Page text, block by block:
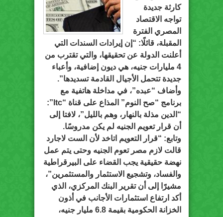
كارثة جديدة
تواجه الاقتصاد
المصري الفترة
المقبلة، قائلًا: “إن إيرادات السندات التي
أعلنت الدولة عن تحقيقها، والتي تقترب من
4 مليارات جنيه، هي ديون إضافية، وأعباء
جديدة تتحمل الأجيال القادمة تسديدها”.
وأضاف “عبده”، في مداخلة هاتفية مع
برنامج “صح النوم” المذاع على قناة “ltc”:
“الدين مذلة بالنهار، وهم بالليل”، لافتا إلى
أن قرار تعويم الجنيه لم يكن مدروسًا.
وتابع: “قرار التعويم اتاخد لأن الست لاجارد
قالت لازم مصر تعوم الجنيه وحتى يتم عمل
نهضة حقيقية يجب القضاء على البيرقراطية
والفساد، وتشجيع الاستثمار والمستثمرين”،
مشيرًا إلى أن تقرير البنك المركزي، الذي
أكد ارتفاع استثمارات الأجانب في أذون
الخزانة الحكومية بقيمة 6.8 مليار جنيه،